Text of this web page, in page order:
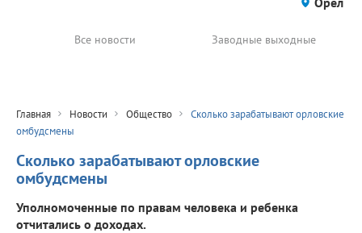
Все новости Заводные выходные
Главная Новости Общество
Сколько зарабатывают орловские
омбудсмены
Сколько зарабатывают орловские
омбудсмены
Уполномоченные по правам человека и ребенка
отчитались о доходах.